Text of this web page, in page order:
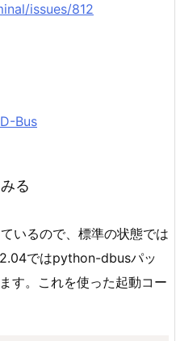
issues/812
Bus
る
いるので、標準の状態では
ではpython-dbusパッ
す。これを使った起動コー